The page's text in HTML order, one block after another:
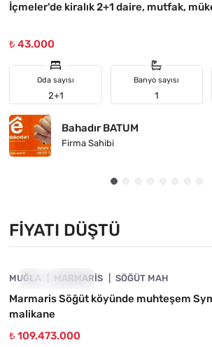
İçmeler'de kiralık 2+1 daire, mutfak,
₺ 43.000
Oda sayısı
2+1
Banyo sayısı
1
Bahadır BATUM
Firma Sahibi
FIYATI DÜŞTÜ
FIYATI DÜŞTÜ
MUĞLA MARMARIS SÖĞÜT MAH
Marmaris Söğüt köyünde muhteşem
malikane
₺ 109.473.000